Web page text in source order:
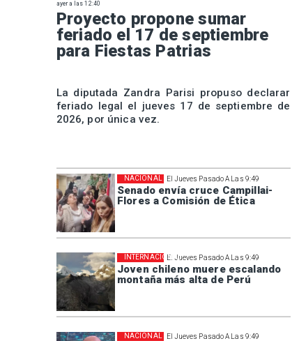
El Jueves Pasado A Las 9:49
Senado envía cruce Campillai-
Flores a Comisión de Ética
NACIONAL
El Jueves Pasado A Las 9:49
Joven chileno muere escalando
montaña más alta de Perú
INTERNACIONAL
El Jueves Pasado A Las 9:49
NACIONAL
ayer a las 12:40
Proyecto propone sumar
feriado el 17 de septiembre
para Fiestas Patrias
La diputada Zandra Parisi propuso declarar
feriado legal el jueves 17 de septiembre de
2026, por única vez.